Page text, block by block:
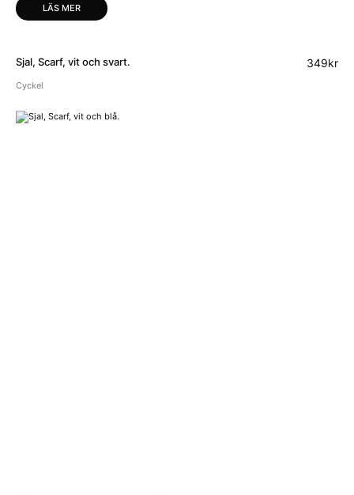
LÄS MER
Sjal, Scarf, vit och svart. 349kr
Cyckel